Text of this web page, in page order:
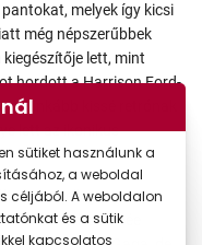
melyek így kicsi
még népszerűbbek
lett, mint
hordott a Harrison Ford-
inkább kissé retrónak
lett az ikonikus
– jellegzetes
illeszkedik. Renée
sütiket használunk a
a weboldal
céljából. A weboldalon
és a sütik
kapcsolatos